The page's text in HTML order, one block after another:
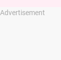
Advertisement